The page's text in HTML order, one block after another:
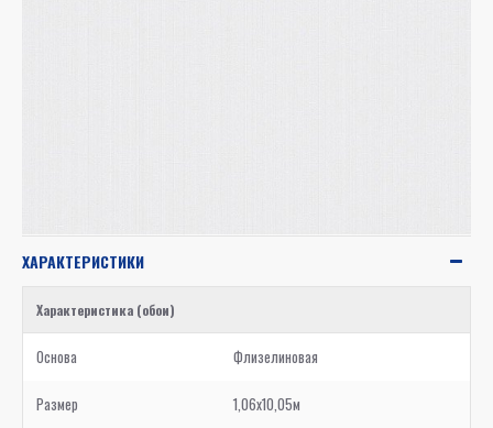
ХАРАКТЕРИСТИКИ
Характеристика (обои)
Основа Флизелиновая
Размер 1,06x10,05м